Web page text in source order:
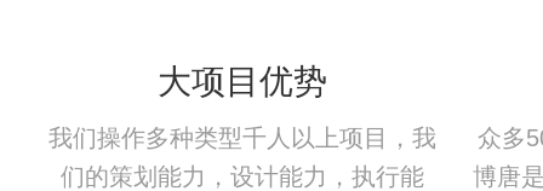
大项目优势
我们操作多种类型千人以上项目，我
们的策划能力，设计能力，执行能
众多
博唐